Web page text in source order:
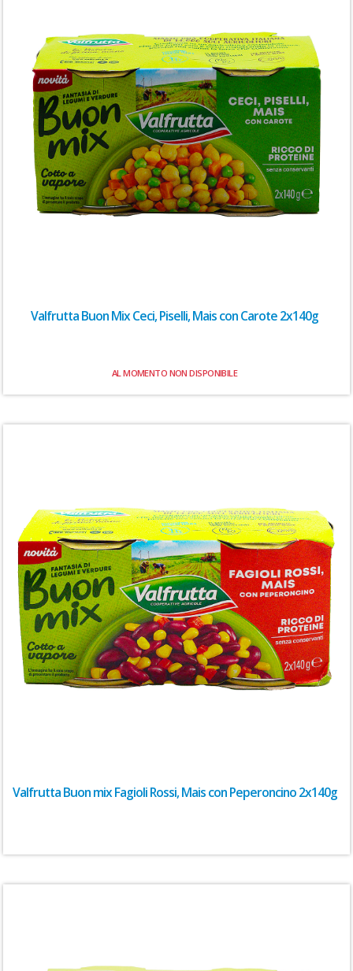
Valfrutta Buon Mix Ceci, Piselli, Mais con Carote 2x140g
AL MOMENTO NON DISPONIBILE
Valfrutta Buon mix Fagioli Rossi, Mais con Peperoncino 2x140g